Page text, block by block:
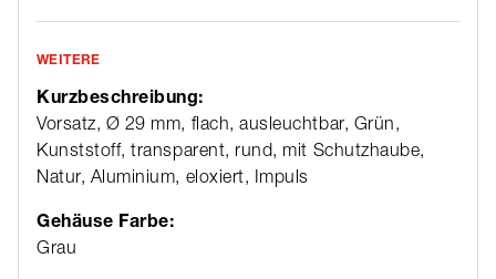
WEITERE
Kurzbeschreibung:
Vorsatz, Ø 29 mm, flach, ausleuchtbar, Grün,
Kunststoff, transparent, rund, mit Schutzhaube,
Natur, Aluminium, eloxiert, Impuls
Gehäuse Farbe:
Grau